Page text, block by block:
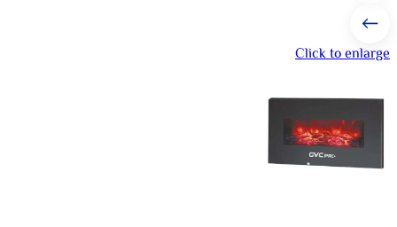
Click to enlarge